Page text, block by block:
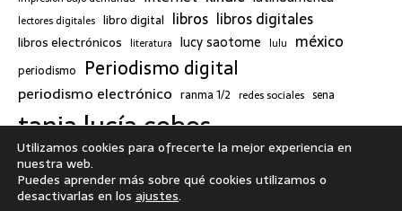
lectores digitales libro digital libros libros digitales
libros electrónicos literatura lucy saotome lulu méxico
periodismo Periodismo digital
periodismo electrónico ranma 1/2 redes sociales sena
tania lucía cobos twitter
Tweets by TaniaLu
Utilizamos cookies para ofrecerte la mejor experiencia en
nuestra web.
Puedes aprender más sobre qué cookies utilizamos o
desactivarlas en los ajustes.